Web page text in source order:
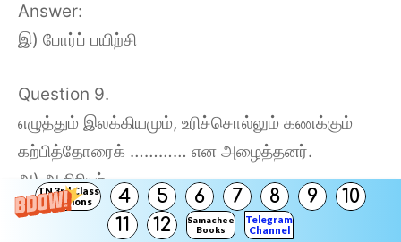
TN 3rd Class
Solutions
4 5 6 7 8 9
10
11
12
Samacheer
Books
Telegram
Channel
Answer:
இ) போர்ப் பயிற்சி
Question 9.
எழுத்தும் இலக்கியமும், உரிச்சொல்லும் கணக்கும்
கற்பித்தோரைக் ………… என அழைத்தனர்.
அ) ஆசிரியர்
ஆ) குரவர்